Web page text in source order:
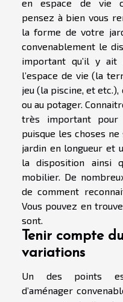
en espace de vie
pensez à bien vous
la forme de votre
convenablement le
important qu’il y
l’espace de vie (la
jeu (la piscine, et etc.),
ou au potager.
très important pour
puisque les choses
jardin en longueur et
la disposition ainsi
mobilier. De
de comment
Vous pouvez en
sont.
Tenir compte
variations
Un des points
d’aménager